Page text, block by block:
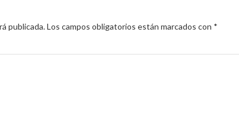
publicada.Los campos obligatorios están marcados con *